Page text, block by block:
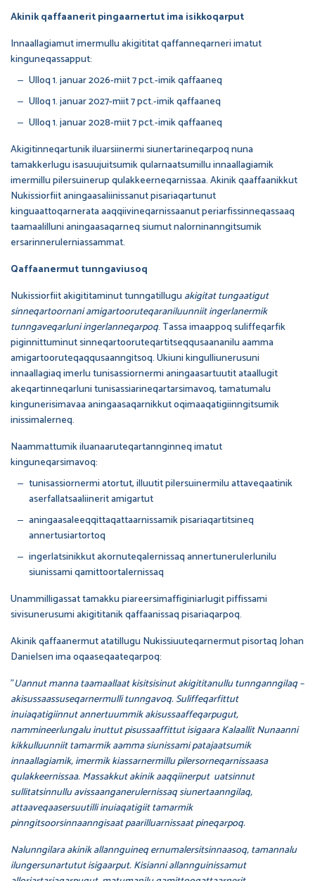
Akinik qaffaanerit pingaarnertut ima isikkoqarput
Innaallagiamut imermullu akigititat qaffanneqarneri imatut
kinguneqassapput:
Ulloq 1. januar 2026-miit 7 pct.-imik qaffaaneq
Ulloq 1. januar 2027-miit 7 pct.-imik qaffaaneq
Ulloq 1. januar 2028-miit 7 pct.-imik qaffaaneq
Akigitinneqartunik iluarsiinermi siunertarineqarpoq nuna
tamakkerlugu isasuujuitsumik qularnaatsumillu innaallagiamik
imermillu pilersuinerup qulakkeerneqarnissaa. Akinik qaaffaanikkut
Nukissiorfiit aningaasaliinissanut pisariaqartunut
kinguaattoqarnerata aaqqiivineqarnissaanut periarfissinneqassaaq
taamaalilluni aningaasaqarneq siumut nalorninanngitsumik
ersarinnerulerniassammat.
Qaffaanermut tunngaviusoq
Nukissiorfiit akigititaminut tunngatillugu akigitat tungaatigut
sinneqartoornani amigartooruteqaraniluunniit ingerlanermik
tunngaveqarluni ingerlanneqarpoq. Tassa imaappoq suliffeqarfik
piginnittuminut sinneqartooruteqartitseqqusaananilu aamma
amigartooruteqaqqusaanngitsoq. Ukiuni kingulliunerusuni
innaallagiaq imerlu tunisassiornermi aningaasartuutit ataallugit
akeqartinneqarluni tunisassiarineqartarsimavoq, tamatumalu
kingunerisimavaa aningaasaqarnikkut oqimaaqatigiinngitsumik
inissimalerneq.
Naammattumik iluanaaruteqartannginneq imatut
kinguneqarsimavoq:
tunisassiornermi atortut, illuutit pilersuinermilu attaveqaatinik
aserfallatsaaliinerit amigartut
aningaasaleeqqittaqattaarnissamik pisariaqartitsineq
annertusiartortoq
ingerlatsinikkut akornuteqalernissaq annertunerulerlunilu
siunissami qamittoortalernissaq
Unammilligassat tamakku piareersimaffiginiarlugit piffissami
sivisunerusumi akigititanik qaffaanissaq pisariaqarpoq.
Akinik qaffaanermut atatillugu Nukissiuuteqarnermut pisortaq Johan
Danielsen ima oqaaseqaateqarpoq:
”Uannut manna taamaallaat kisitsisinut akigititanullu tunnganngilaq –
akisussaassuseqarnermulli tunngavoq. Suliffeqarfittut
inuiaqatigiinnut annertuummik akisussaaffeqarpugut,
nammineerlungalu inuttut pisussaaffittut isigaara Kalaallit Nunaanni
kikkulluunniit tamarmik aamma siunissami patajaatsumik
innaallagiamik, imermik kiassarnermillu pilersorneqarnissaasa
qulakkeernissaa. Massakkut akinik aaqqiinerput uatsinnut
sullitatsinnullu avissaanganerulernissaq siunertaanngilaq,
attaaveqaasersuutilli inuiaqatigiit tamarmik
pinngitsoorsinnaanngisaat paarilluarnissaat pineqarpoq.
Nalunngilara akinik allannguineq ernumalersitsinnaasoq, tamannalu
ilungersunartutut isigaarput. Kisianni allannguinissamut